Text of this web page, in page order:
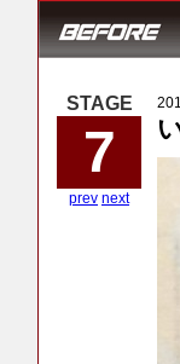
7
prev next